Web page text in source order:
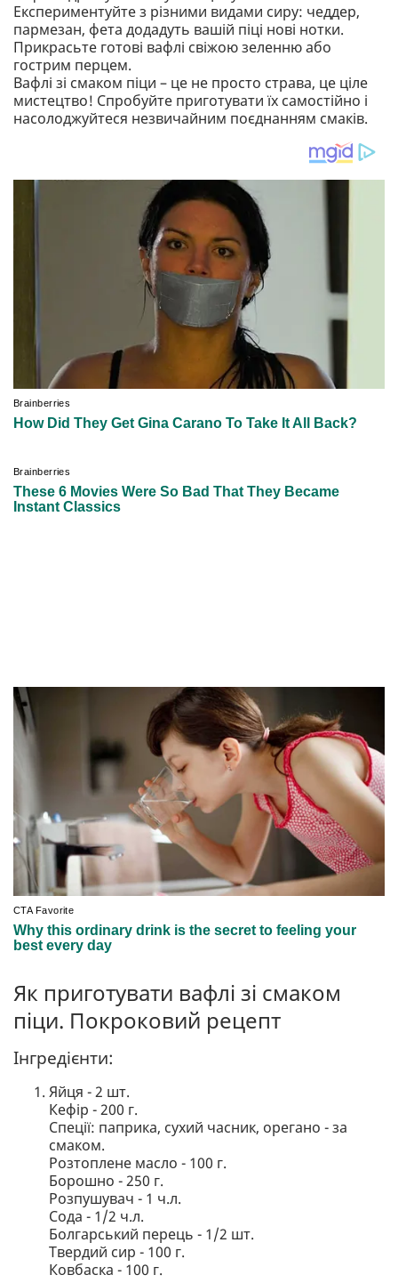
Експериментуйте з різними видами сиру: чеддер,
пармезан, фета додадуть вашій піці нові нотки.
Прикрасьте готові вафлі свіжою зеленню або
гострим перцем.
Вафлі зі смаком піци – це не просто страва, це ціле
мистецтво! Спробуйте приготувати їх самостійно і
насолоджуйтеся незвичайним поєднанням смаків.
Як приготувати вафлі зі смаком
піци. Покроковий рецепт
Інгредієнти:
Яйця - 2 шт.
Кефір - 200 г.
Спеції: паприка, сухий часник, орегано - за
смаком.
Розтоплене масло - 100 г.
Борошно - 250 г.
Розпушувач - 1 ч.л.
Сода - 1/2 ч.л.
Болгарський перець - 1/2 шт.
Твердий сир - 100 г.
Ковбаска - 100 г.